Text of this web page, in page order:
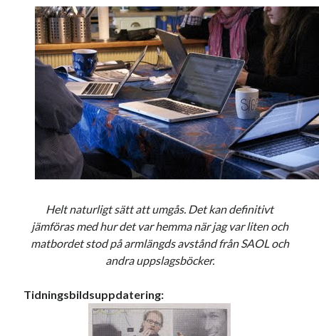
Helt naturligt sätt att umgås. Det kan definitivt
jämföras med hur det var hemma när jag var liten och
matbordet stod på armlängds avstånd från SAOL och
andra uppslagsböcker.
Tidningsbildsuppdatering: